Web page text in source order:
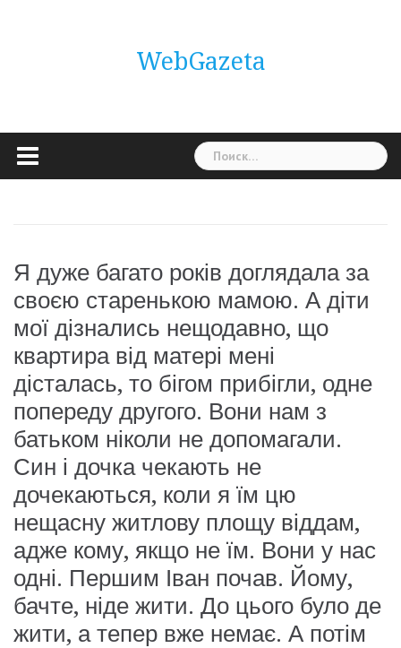
WebGazeta
Найти:
Я дуже багато років доглядала за
своєю старенькою мамою. А діти
мої дізнались нещодавно, що
квартира від матері мені
дісталась, то бігом прибігли, одне
попереду другого. Вони нам з
батьком ніколи не допомагали.
Син і дочка чекають не
дочекаються, коли я їм цю
нещасну житлову площу віддам,
адже кому, якщо не їм. Вони у нас
одні. Першим Іван почав. Йому,
бачте, ніде жити. До цього було де
жити, а тепер вже немає. А потім